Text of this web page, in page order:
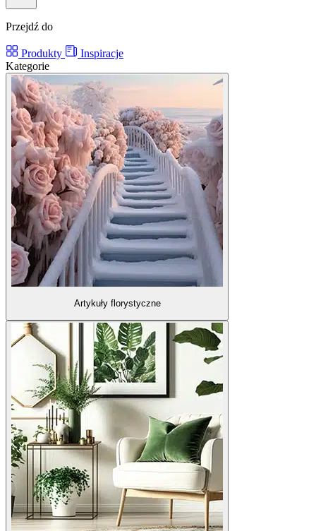
Przejdź do
Produkty
Inspiracje
Kategorie
Artykuły florystyczne